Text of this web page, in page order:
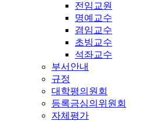
전임교원
명예교수
겸임교수
초빙교수
석좌교수
부서안내
규정
대학평의원회
등록금심의위원회
자체평가